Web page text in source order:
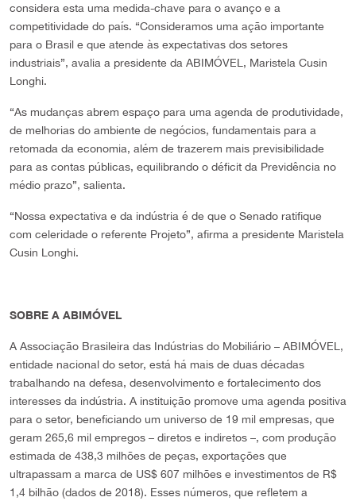
considera esta uma medida-chave para o avanço e a
competitividade do país. “Consideramos uma ação importante
para o Brasil e que atende às expectativas dos setores
industriais”, avalia a presidente da ABIMÓVEL, Maristela Cusin
Longhi.
“As mudanças abrem espaço para uma agenda de produtividade,
de melhorias do ambiente de negócios, fundamentais para a
retomada da economia, além de trazerem mais previsibilidade
para as contas públicas, equilibrando o déficit da Previdência no
médio prazo”, salienta.
“Nossa expectativa e da indústria é de que o Senado ratifique
com celeridade o referente Projeto”, afirma a presidente Maristela
Cusin Longhi.
SOBRE A ABIMÓVEL
A Associação Brasileira das Indústrias do Mobiliário – ABIMÓVEL,
entidade nacional do setor, está há mais de duas décadas
trabalhando na defesa, desenvolvimento e fortalecimento dos
interesses da indústria. A instituição promove uma agenda positiva
para o setor, beneficiando um universo de 19 mil empresas, que
geram 265,6 mil empregos – diretos e indiretos –, com produção
estimada de 438,3 milhões de peças, exportações que
ultrapassam a marca de US$ 607 milhões e investimentos de R$
1,4 bilhão (dados de 2018). Esses números, que refletem a